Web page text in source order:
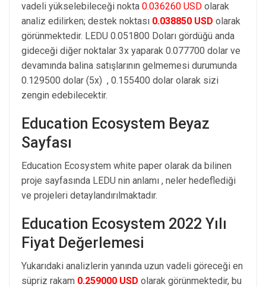
vadeli yükselebileceği nokta 0.036260 USD olarak
analiz edilirken; destek noktası 0.038850 USD olarak
görünmektedir. LEDU 0.051800 Doları gördüğü anda
gideceği diğer noktalar 3x yaparak 0.077700 dolar ve
devamında balina satışlarının gelmemesi durumunda
0.129500 dolar (5x) , 0.155400 dolar olarak sizi
zengin edebilecektir.
Education Ecosystem Beyaz
Sayfası
Education Ecosystem white paper olarak da bilinen
proje sayfasında LEDU nin anlamı , neler hedeflediği
ve projeleri detaylandırılmaktadır.
Education Ecosystem 2022 Yılı
Fiyat Değerlemesi
Yukarıdaki analizlerin yanında uzun vadeli göreceği en
süpriz rakam 0.259000 USD olarak görünmektedir, bu